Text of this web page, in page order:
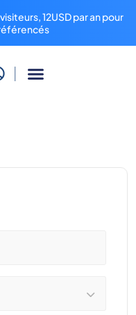
12USD par an pour